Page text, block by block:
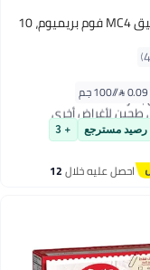
فووم دقيق MC4 فوم بريميوم، 10
مجاني
بسرعة + 3
احصل عليه خلال12